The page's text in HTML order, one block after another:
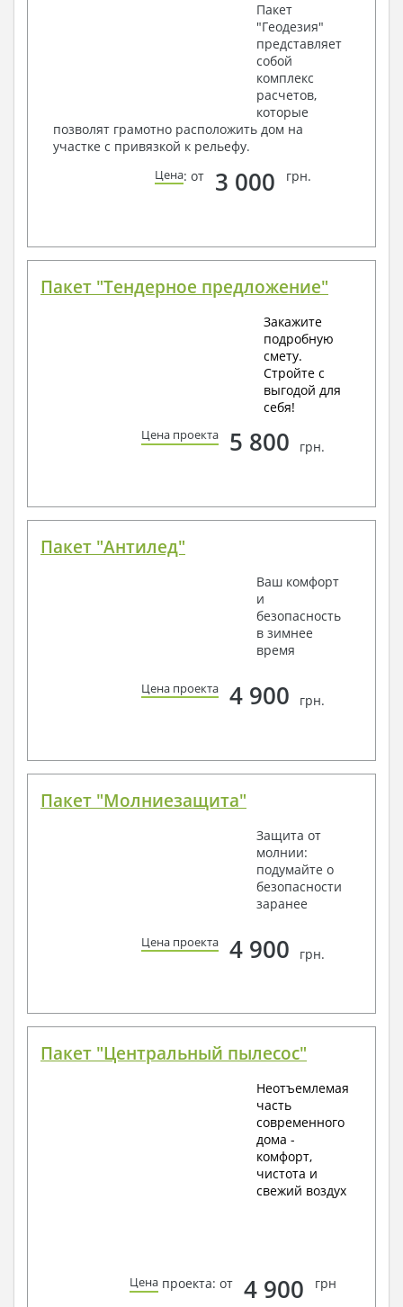
Пакет
"Геодезия"
представляет
собой
комплекс
расчетов,
которые
позволят грамотно расположить дом на
участке с привязкой к рельефу.
Цена: от 3 000 грн.
Пакет "Тендерное предложение"
Закажите
подробную
смету.
Стройте с
выгодой для
себя!
Цена проекта 5 800 грн.
Пакет "Антилед"
Ваш комфорт
и
безопасность
в зимнее
время
Цена проекта 4 900 грн.
Пакет "Молниезащита"
Защита от
молнии:
подумайте о
безопасности
заранее
Цена проекта 4 900 грн.
Пакет "Центральный пылесос"
Неотъемлемая
часть
современного
дома -
комфорт,
чистота и
свежий воздух
Цена проекта: от 4 900 грн